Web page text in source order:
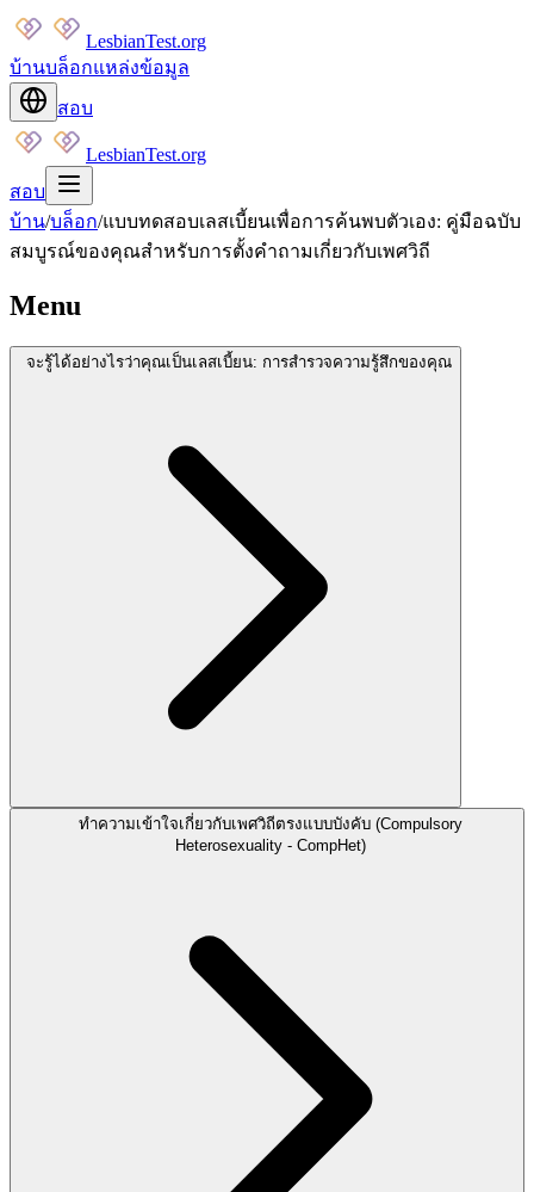
LesbianTest.org
บ้านบล็อกแหล่งข้อมูล
สอบ
LesbianTest.org
สอบ
บ้าน/บล็อก/แบบทดสอบเลสเบี้ยนเพื่อการค้นพบตัวเอง: คู่มือฉบับ
สมบูรณ์ของคุณสำหรับการตั้งคำถามเกี่ยวกับเพศวิถี
Menu
จะรู้ได้อย่างไรว่าคุณเป็นเลสเบี้ยน: การสำรวจความรู้สึกของคุณ
ทำความเข้าใจเกี่ยวกับเพศวิถีตรงแบบบังคับ (Compulsory
Heterosexuality - CompHet)